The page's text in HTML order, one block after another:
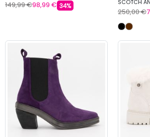
149,99 €98,99 € 34% SCOTCH
250,00 €